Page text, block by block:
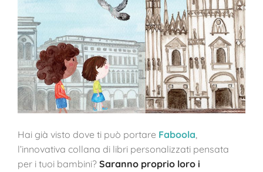
Hai già visto dove ti può portare Faboola,
l’innovativa collana di libri personalizzati pensata
per i tuoi bambini? Saranno proprio loro i